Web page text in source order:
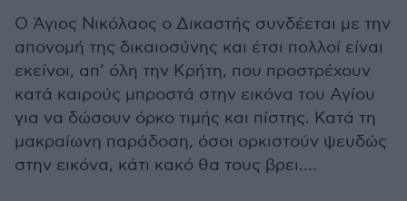
Ο Άγιος Νικόλαος ο Δικαστής συνδέεται με την
απονομή της δικαιοσύνης και έτσι πολλοί είναι
εκείνοι, απ’ όλη την Κρήτη, που προστρέχουν
κατά καιρούς μπροστά στην εικόνα του Αγίου
για να δώσουν όρκο τιμής και πίστης. Κατά τη
μακραίωνη παράδοση, όσοι ορκιστούν ψευδώς
στην εικόνα, κάτι κακό θα τους βρει….